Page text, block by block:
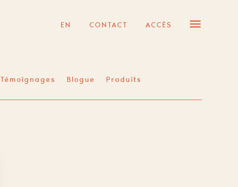
EN CONTACT ACCÈS
Témoignages Blogue Produits